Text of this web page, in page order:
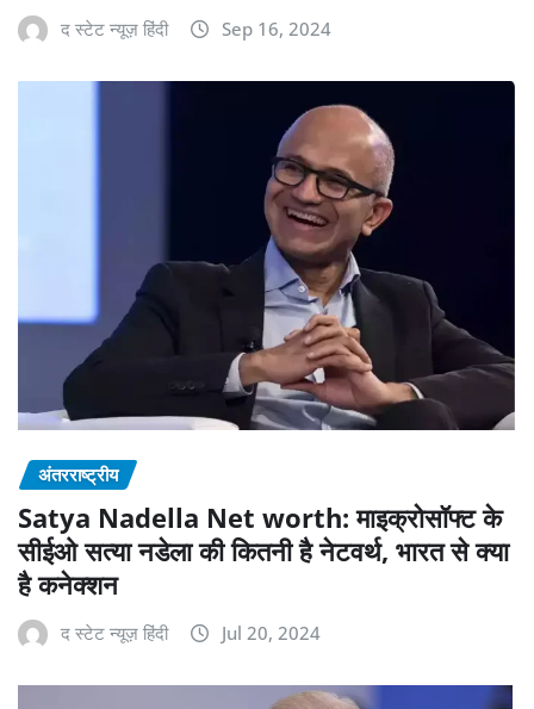
द स्टेट न्यूज़ हिंदी Sep 16, 2024
अंतरराष्ट्रीय
Satya Nadella Net worth: माइक्रोसॉफ्ट के
सीईओ सत्या नडेला की कितनी है नेटवर्थ, भारत से क्या
है कनेक्शन
द स्टेट न्यूज़ हिंदी Jul 20, 2024